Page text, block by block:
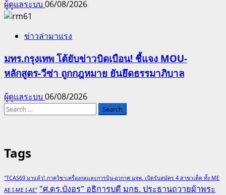
ผู้ดูแลระบบ 06/08/2026
ข่าวล่ามาแรง
มทร.กรุงเทพ โต้ยับข่าวบิดเบือน! ชี้แจง MOU-
หลักสูตร-วีซ่า ถูกกฎหมาย ยันยึดธรรมาภิบาล
ผู้ดูแลระบบ 06/08/2026
Search
Tags
"TCAS69 มาแล้ว! ภาควิชาเครื่องกลและการบิน-อวกาศ มจพ. เปิดรับสมัคร 4 สาขาเด็ด ทั้ง ME
AE I-ME I-AE" "ศ.ดร.บังอร" อธิการบดี มกธ. ประธานถวายผ้าพระ